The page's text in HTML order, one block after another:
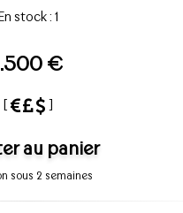
stock : 1
€
[ ]
au panier
sous 2 semaines